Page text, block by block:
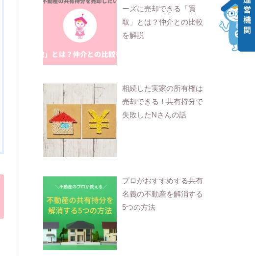
ーズに売却できる「買
取」とは？仲介との比較
を解説
相続した実家の所有権は
売却できる！共有持分で
失敗したNさんの話
プロがおすすめする共有
名義の不動産を解消する
5つの方法